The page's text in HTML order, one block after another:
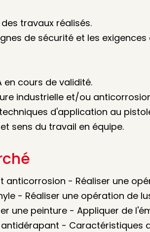
travaux réalisés.
de sécurité et les
en cours de validité.
industrielle et/ou
d'application au
sens du travail en équipe.
anticorrosion - Réaliser une
- Réaliser une opération de
une peinture - Appliquer de
- Caractéristiques